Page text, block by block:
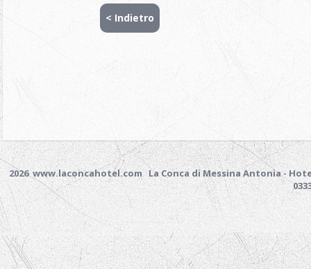
< Indietro
2026 www.laconcahotel.comLa Conca di Messina Antonia -